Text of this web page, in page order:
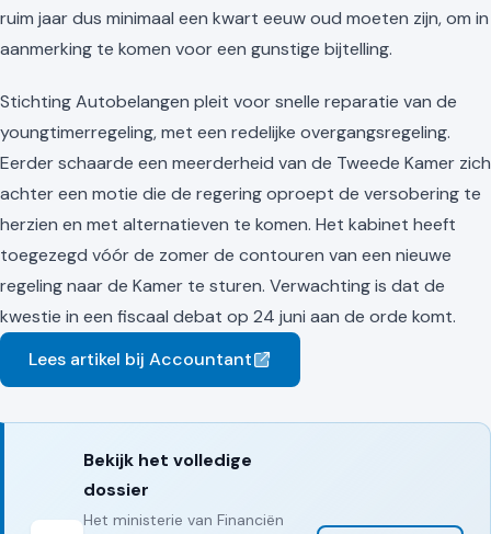
ruim jaar dus minimaal een kwart eeuw oud moeten zijn, om in
aanmerking te komen voor een gunstige bijtelling.
Stichting Autobelangen pleit voor snelle reparatie van de
youngtimerregeling, met een redelijke overgangsregeling.
Eerder schaarde een meerderheid van de Tweede Kamer zich
achter een motie die de regering oproept de versobering te
herzien en met alternatieven te komen. Het kabinet heeft
toegezegd vóór de zomer de contouren van een nieuwe
regeling naar de Kamer te sturen. Verwachting is dat de
kwestie in een fiscaal debat op 24 juni aan de orde komt.
Lees artikel bij Accountant
Bekijk het volledige
dossier
Het ministerie van Financiën